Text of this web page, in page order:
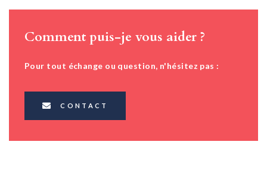
Comment puis-je vous aider ?
Pour tout échange ou question, n'hésitez pas :
CONTACT